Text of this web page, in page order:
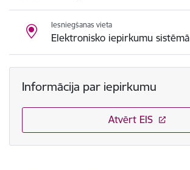
Iesniegšanas vieta
Elektronisko iepirkumu sistēmā
Informācija par iepirkumu
Atvērt EIS